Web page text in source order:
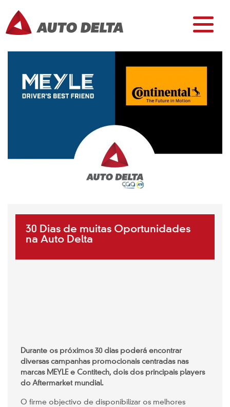
30 Dias de muitas Oportunidades
na Auto Delta
Durante os próximos 30 dias poderá encontrar
diversas campanhas promocionais centradas nas
marcas MEYLE e Contitech, dois dos principais players
do Aftermarket mundial.
O firme objectivo de disponibilizar os melhores